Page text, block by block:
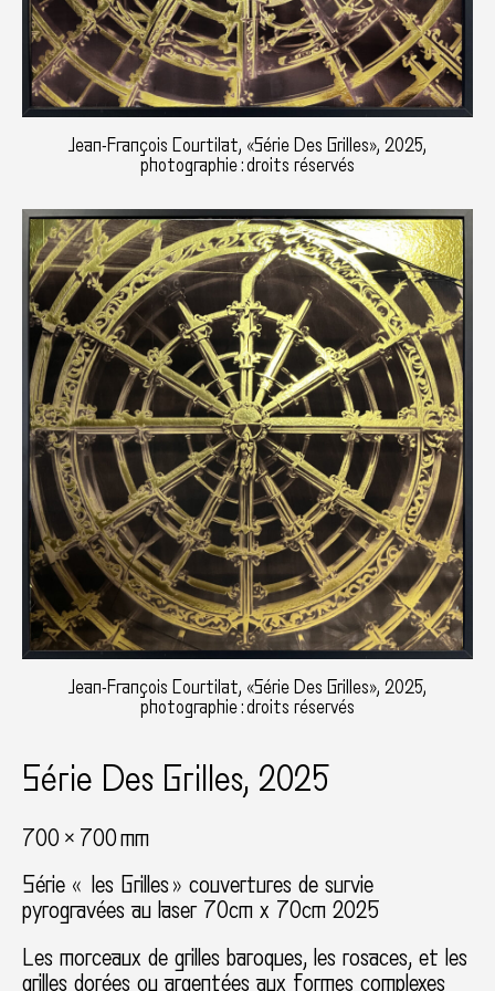
Jean-François Courtilat, «Série Des Grilles», 2025,
photographie : droits réservés
Jean-François Courtilat, «Série Des Grilles», 2025,
photographie : droits réservés
Série Des Grilles, 2025
700 × 700 mm
Série « les Grilles » couvertures de survie
pyrogravées au laser 70cm x 70cm 2025
Les morceaux de grilles baroques, les rosaces, et les
grilles dorées ou argentées aux formes complexes